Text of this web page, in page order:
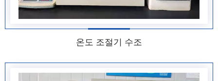
온도 조절기 수조